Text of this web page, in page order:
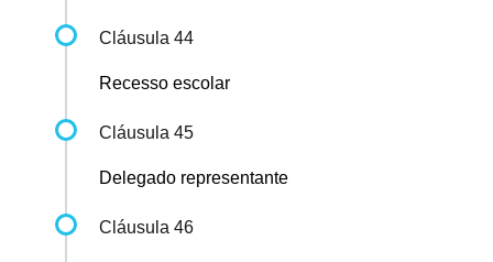
Cláusula 44
Recesso escolar
Cláusula 45
Delegado representante
Cláusula 46